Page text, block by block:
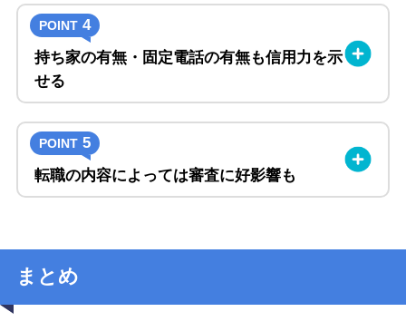
POINT 4
持ち家の有無・固定電話の有無も信用力を示
せる
POINT 5
転職の内容によっては審査に好影響も
まとめ